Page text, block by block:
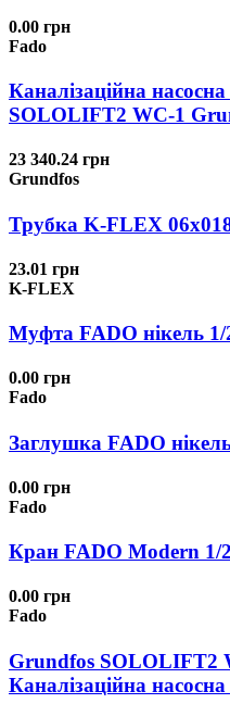
0.00 грн
Fado
Каналізаційна
SOLOLIFT2 WC-1
23 340.24 грн
Grundfos
Трубка K-FLEX
23.01 грн
K-FLEX
Муфта FADO нікель
0.00 грн
Fado
Заглушка FADO
0.00 грн
Fado
Кран FADO Modern 1/
0.00 грн
Fado
Grundfos SOLOLIFT2
Каналізаційна